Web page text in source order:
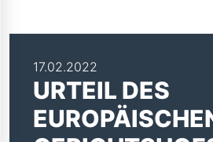
17.02.2022
URTEIL DES